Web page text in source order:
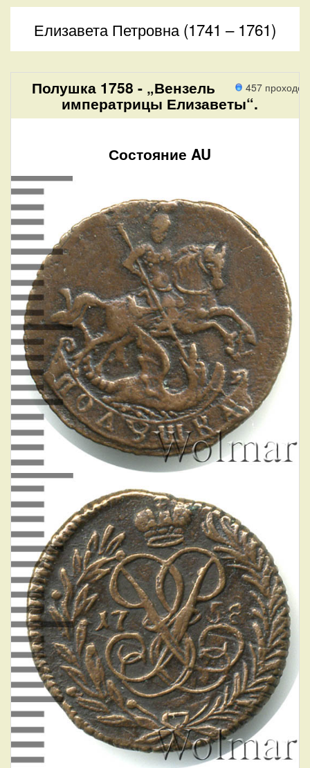
Елизавета Петровна (1741 – 1761)
457 проходов
Полушка 1758 - „Вензель
императрицы Елизаветы“.
Состояние AU